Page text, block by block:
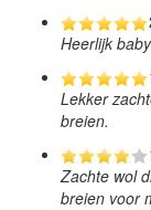
Heerlijk
Lekker
breien.
Zachte wol
breien voor